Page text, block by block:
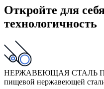
Откройте для
технологичность
НЕРЖАВЕЮЩАЯ СТАЛЬ
пищевой нержавеющей